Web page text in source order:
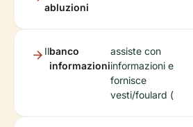
abluzioni
Ilbanco
informazioni
assiste con
informazioni e
fornisce
vesti/foulard (